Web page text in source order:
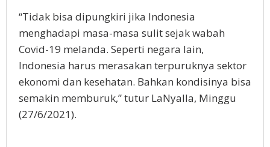
“Tidak bisa dipungkiri jika Indonesia
menghadapi masa-masa sulit sejak wabah
Covid-19 melanda. Seperti negara lain,
Indonesia harus merasakan terpuruknya sektor
ekonomi dan kesehatan. Bahkan kondisinya bisa
semakin memburuk,” tutur LaNyalla, Minggu
(27/6/2021).